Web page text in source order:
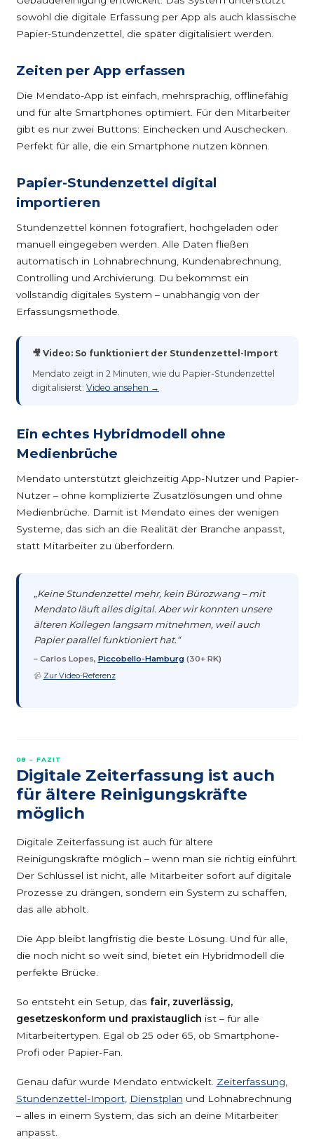
sowohl die digitale Erfassung per App als auch klassische
Papier-Stundenzettel, die später digitalisiert werden.
Zeiten per App erfassen
Die Mendato-App ist einfach, mehrsprachig, offlinefähig
und für alte Smartphones optimiert. Für den Mitarbeiter
gibt es nur zwei Buttons: Einchecken und Auschecken.
Perfekt für alle, die ein Smartphone nutzen können.
Papier-Stundenzettel digital
importieren
Stundenzettel können fotografiert, hochgeladen oder
manuell eingegeben werden. Alle Daten fließen
automatisch in Lohnabrechnung, Kundenabrechnung,
Controlling und Archivierung. Du bekommst ein
vollständig digitales System – unabhängig von der
Erfassungsmethode.
🎥 Video: So funktioniert der Stundenzettel-Import
Mendato zeigt in 2 Minuten, wie du Papier-Stundenzettel
digitalisierst: Video ansehen →
Ein echtes Hybridmodell ohne
Medienbrüche
Mendato unterstützt gleichzeitig App-Nutzer und Papier-
Nutzer – ohne komplizierte Zusatzlösungen und ohne
Medienbrüche. Damit ist Mendato eines der wenigen
Systeme, das sich an die Realität der Branche anpasst,
statt Mitarbeiter zu überfordern.
„Keine Stundenzettel mehr, kein Bürozwang – mit
Mendato läuft alles digital. Aber wir konnten unsere
älteren Kollegen langsam mitnehmen, weil auch
Papier parallel funktioniert hat.“
– Carlos Lopes, Piccobello-Hamburg(30+ RK)
📹 Zur Video-Referenz
08 – FAZIT
Digitale Zeiterfassung ist auch
für ältere Reinigungskräfte
möglich
Digitale Zeiterfassung ist auch für ältere
Reinigungskräfte möglich – wenn man sie richtig einführt.
Der Schlüssel ist nicht, alle Mitarbeiter sofort auf digitale
Prozesse zu drängen, sondern ein System zu schaffen,
das alle abholt.
Die App bleibt langfristig die beste Lösung. Und für alle,
die noch nicht so weit sind, bietet ein Hybridmodell die
perfekte Brücke.
So entsteht ein Setup, das fair, zuverlässig,
gesetzeskonform und praxistauglich ist – für alle
Mitarbeitertypen. Egal ob 25 oder 65, ob Smartphone-
Profi oder Papier-Fan.
Genau dafür wurde Mendato entwickelt. Zeiterfassung
Stundenzettel-Import, Dienstplan und Lohnabrechnung
– alles in einem System, das sich an deine Mitarbeiter
anpasst.